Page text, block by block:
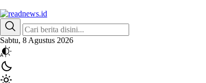
readnews.id
Berita Terkini, Update Terbaru Hari ini dari Indonesia dan Dunia
Sabtu, 8 Agustus 2026